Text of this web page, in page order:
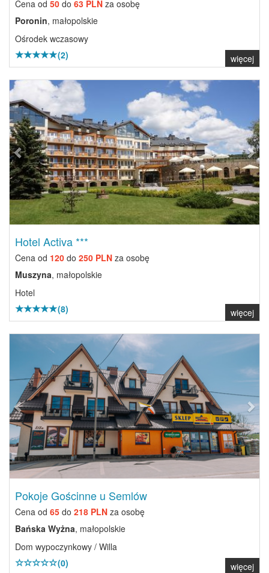
Cena od 50 do 63 PLN za osobę
Poronin, małopolskie
Ośrodek wczasowy
(2)
więcej
Previous Next
Hotel Activa ***
Cena od 120 do 250 PLN za osobę
Muszyna, małopolskie
Hotel
(8)
więcej
Previous Next
Pokoje Gościnne u Semlów
Cena od 65 do 218 PLN za osobę
Bańska Wyżna, małopolskie
Dom wypoczynkowy / Willa
(0)
więcej